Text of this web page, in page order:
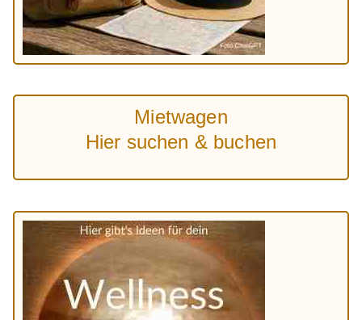
Mietwagen
Hier suchen & buchen